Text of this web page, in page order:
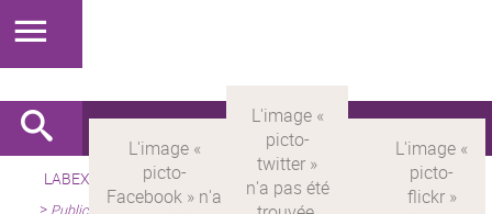
LABEX > LABEX MILYON Version française
Présentation
> Publications